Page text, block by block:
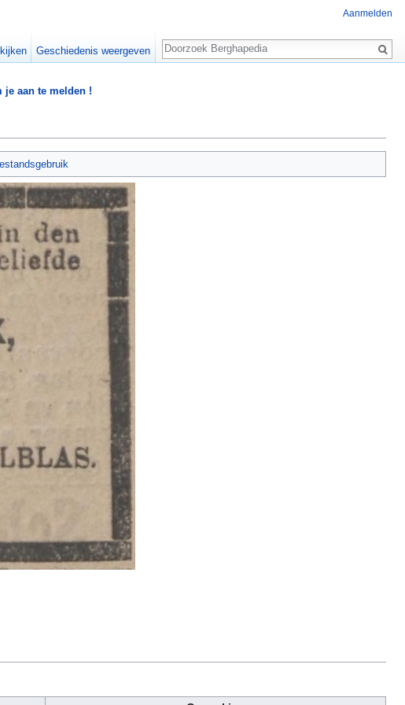
je aan te melden !
Aanmelden
Geschiedenis weergeven
Zoeken